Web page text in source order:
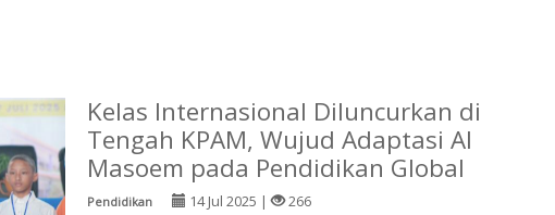
Kelas Internasional Diluncurkan di
Tengah KPAM, Wujud Adaptasi Al
Masoem pada Pendidikan Global
Pendidikan 14 Jul 2025 |
266